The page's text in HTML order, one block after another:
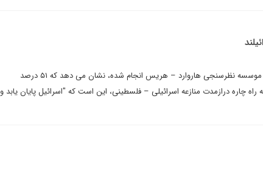
تازه ترین نظرسنجی که هفته گذشته توسط موسسه نظرسنجی هاروارد – هریس انجام شده، نشان می دهد که ۵۱ درصد
بر این باورند که راه چاره درازمدت منازعه اسرائیلی – فلسطینی، این است که "اسرائیل پایان یابد و